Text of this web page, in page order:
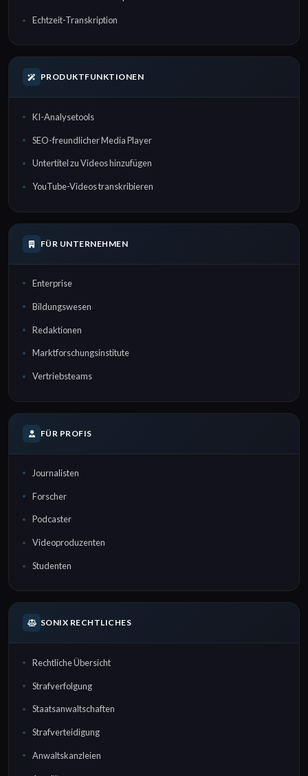
Echtzeit-Transkription
PRODUKTFUNKTIONEN
KI-Analysetools
SEO-freundlicher Media Player
Untertitel zu Videos hinzufügen
YouTube-Videos transkribieren
FÜR UNTERNEHMEN
Enterprise
Bildungswesen
Redaktionen
Marktforschungsinstitute
Vertriebsteams
FÜR PROFIS
Journalisten
Forscher
Podcaster
Videoproduzenten
Studenten
SONIX RECHTLICHES
Rechtliche Übersicht
Strafverfolgung
Staatsanwaltschaften
Strafverteidigung
Anwaltskanzleien